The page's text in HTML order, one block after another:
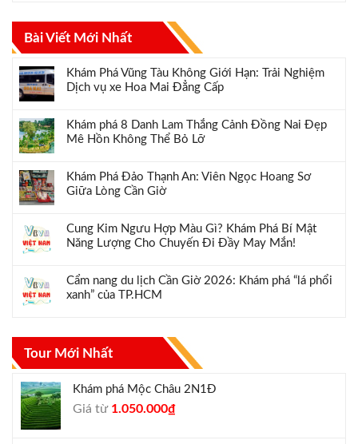
Bài Viết Mới Nhất
Khám Phá Vũng Tàu Không Giới Hạn: Trải Nghiệm
Dịch vụ xe Hoa Mai Đẳng Cấp
Khám phá 8 Danh Lam Thắng Cảnh Đồng Nai Đẹp
Mê Hồn Không Thể Bỏ Lỡ
Khám Phá Đảo Thạnh An: Viên Ngọc Hoang Sơ
Giữa Lòng Cần Giờ
Cung Kim Ngưu Hợp Màu Gì? Khám Phá Bí Mật
Năng Lượng Cho Chuyến Đi Đầy May Mắn!
Cẩm nang du lịch Cần Giờ 2026: Khám phá “lá phổi
xanh” của TP.HCM
Tour Mới Nhất
Khám phá Mộc Châu 2N1Đ
Giá từ Giá
1.050.000₫Giá